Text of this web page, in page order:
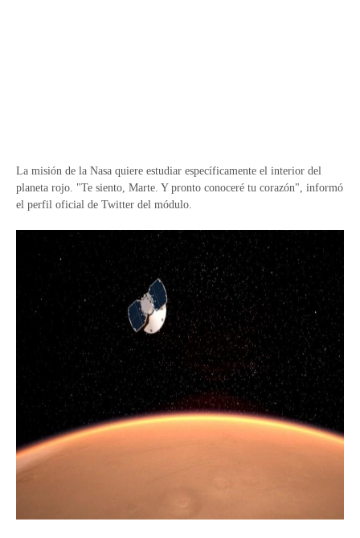
La misión de la Nasa quiere estudiar específicamente el interior del
planeta rojo. "Te siento, Marte. Y pronto conoceré tu corazón", informó
el perfil oficial de Twitter del módulo.